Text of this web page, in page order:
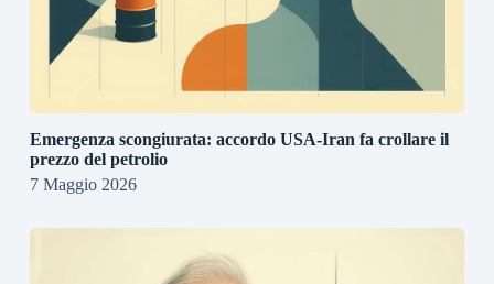
Emergenza scongiurata: accordo USA-Iran fa crollare il
prezzo del petrolio
7 Maggio 2026